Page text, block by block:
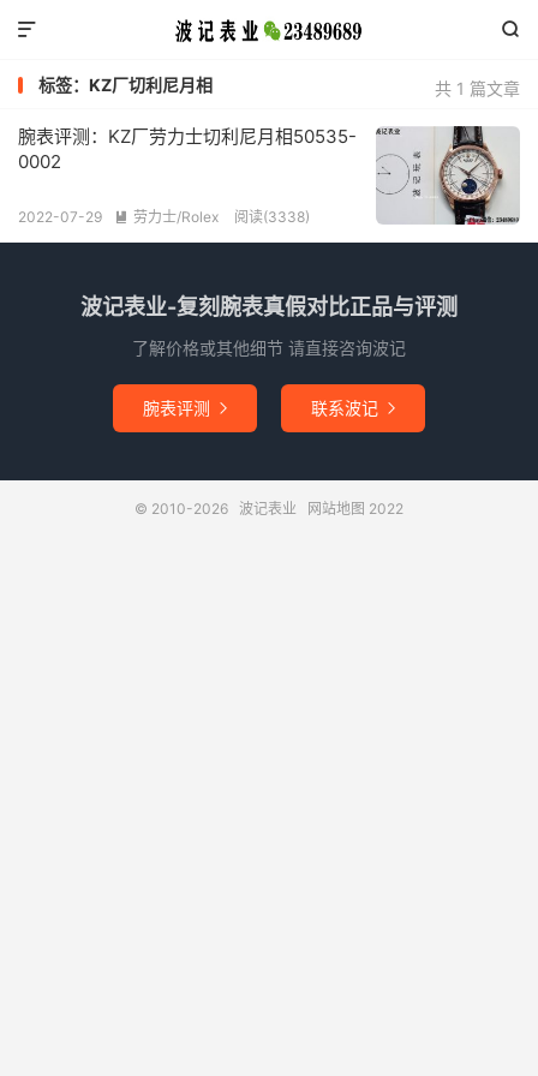


共 1 篇文章
标签：KZ厂切利尼月相
腕表评测：KZ厂劳力士切利尼月相50535-
0002
2022-07-29  劳力士/Rolex 阅读(3338)
波记表业-复刻腕表真假对比正品与评测
了解价格或其他细节 请直接咨询波记
腕表评测  联系波记 
© 2010-2026 波记表业 网站地图 2022